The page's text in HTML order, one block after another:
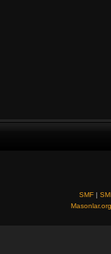
SMF |
Masonlar.org